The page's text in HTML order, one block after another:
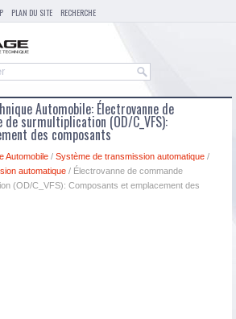
PLAN DU SITE RECHERCHE
Automobile: Électrovanne de
de surmultiplication (OD/C_VFS):
des composants
Automobile / Système de transmission automatique /
automatique / Électrovanne de commande
(OD/C_VFS): Composants et emplacement des